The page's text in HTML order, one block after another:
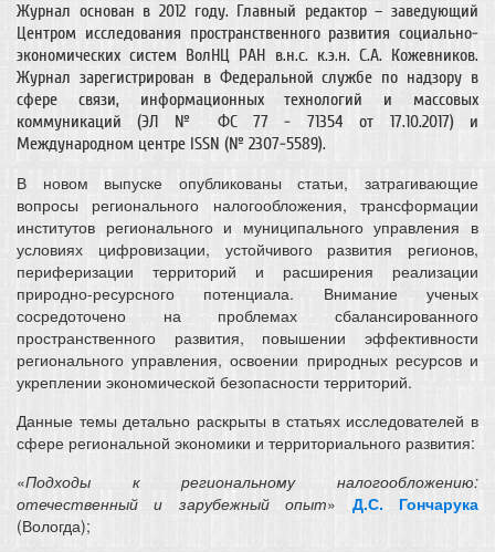
Журнал основан в 2012 году. Главный редактор – заведующий
Центром исследования пространственного развития социально-
экономических систем ВолНЦ РАН в.н.с. к.э.н. С.А. Кожевников.
Журнал зарегистрирован в Федеральной службе по надзору в
сфере связи, информационных технологий и массовых
коммуникаций (ЭЛ № ФС 77 - 71354 от 17.10.2017) и
Международном центре ISSN (№ 2307-5589).
В новом выпуске опубликованы статьи, затрагивающие
вопросы регионального налогообложения, трансформации
институтов регионального и муниципального управления в
условиях цифровизации, устойчивого развития регионов,
периферизации территорий и расширения реализации
природно-ресурсного потенциала. Внимание ученых
сосредоточено на проблемах сбалансированного
пространственного развития, повышении эффективности
регионального управления, освоении природных ресурсов и
укреплении экономической безопасности территорий.
Данные темы детально раскрыты в статьях исследователей в
сфере региональной экономики и территориального развития:
«Подходы к региональному налогообложению:
отечественный и зарубежный опыт» Д.С. Гончарука
(Вологда);